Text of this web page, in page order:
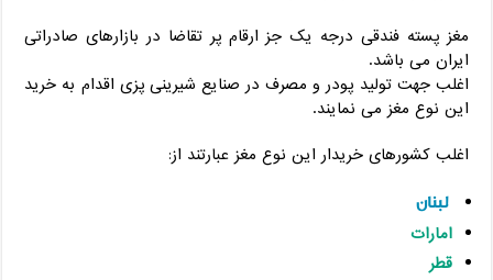
مغز پسته فندقی درجه یک جز ارقام پر تقاضا در بازارهای صادراتی
ایران می باشد.
اغلب جهت تولید پودر و مصرف در صنایع شیرینی پزی اقدام به خرید
این نوع مغز می نمایند.
اغلب کشورهای خریدار این نوع مغز عبارتند از:
لبنان
امارات
قطر